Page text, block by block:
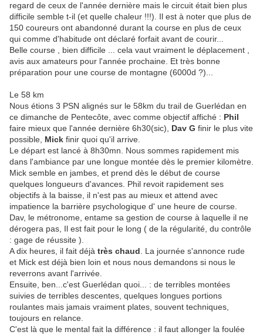
regard de ceux de l'année dernière mais le circuit était bien plus
difficile semble t-il (et quelle chaleur !!!). Il est à noter que plus de
150 coureurs ont abandonné durant la course en plus de ceux
qui comme d'habitude ont déclaré forfait avant de courir...
Belle course , bien difficile ... cela vaut vraiment le déplacement ,
avis aux amateurs pour l'année prochaine. Et très bonne
préparation pour une course de montagne (6000d ?)...
Le 58 km
Nous étions 3 PSN alignés sur le 58km du trail de Guerlédan en
ce dimanche de Pentecôte, avec comme objectif affiché : Phil
faire mieux que l'année dernière 6h30(sic), Dav G finir le plus vite
possible, Mick finir quoi qu'il arrive.
Le départ est lancé à 8h30mn. Nous sommes rapidement mis
dans l'ambiance par une longue montée dès le premier kilomètre.
Mick semble en jambes, et prend dès le début de course
quelques longueurs d'avances. Phil revoit rapidement ses
objectifs à la baisse, il n'est pas au mieux et attend avec
impatience la barrière psychologique d' une heure de course.
Dav, le métronome, entame sa gestion de course à laquelle il ne
dérogera pas, Il est fait pour le long ( de la régularité, du contrôle
: gage de réussite ).
A dix heures, il fait déjà très chaud . La journée s'annonce rude
et Mick est déjà bien loin et nous nous demandons si nous le
reverrons avant l'arrivée.
Ensuite, ben...c'est Guerlédan quoi... : de terribles montées
suivies de terribles descentes, quelques longues portions
roulantes mais jamais vraiment plates, souvent techniques,
toujours en relance.
C'est là que le mental fait la différence : il faut allonger la foulée